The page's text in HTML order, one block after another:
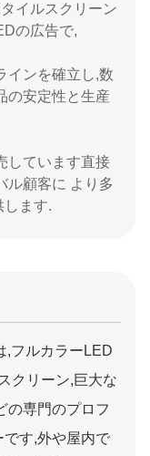
イルスクリーン
の広告で,
インを確立し,数
の安定性と生産
しています直接
ル顧客に より多
します.
,フルカラーLED
クリーン,巨大な
の専門のプロフ
です,外や屋内で